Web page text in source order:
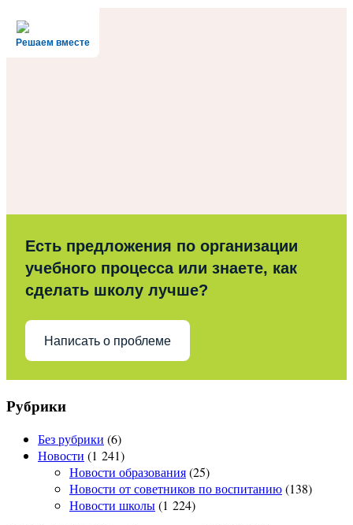
Решаем вместе
Есть предложения по организации
учебного процесса или знаете, как
сделать школу лучше?
Написать о проблеме
Рубрики
Без рубрики (6)
Новости (1 241)
Новости образования(25)
Новости от советников по воспитанию(138)
Новости школы(1 224)